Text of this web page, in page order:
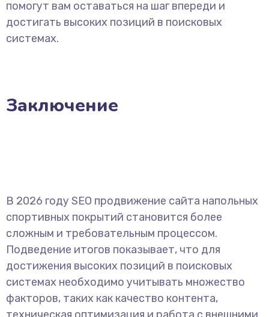
помогут вам оставаться на шаг впереди и
достигать высоких позиций в поисковых
системах.
Заключение
В 2026 году SEO продвижение сайта напольных
спортивных покрытий становится более
сложным и требовательным процессом.
Подведение итогов показывает, что для
достижения высоких позиций в поисковых
системах необходимо учитывать множество
факторов, таких как качество контента,